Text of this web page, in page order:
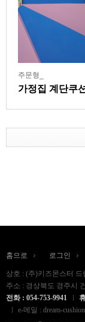
주문형_
가정집 계단쿠
홈으로 로그인
상호 : (주)키즈몬스터 드
주소 : 경상북도 경주시
전화 : 054-753-9941
e-메일 : dream-